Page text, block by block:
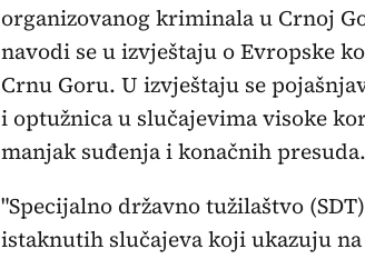
organizovanog kriminala u Crnoj
navodi se u izvještaju o Evropske
Crnu Goru. U izvještaju se
i optužnica u slučajevima visoke
manjak suđenja i konačnih presuda.
"Specijalno državno tužilaštvo
istaknutih slučajeva koji ukazuju